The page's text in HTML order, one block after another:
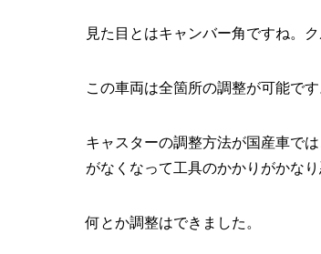
見た目とはキャンバー角ですね。
この車両は全箇所の調整が可能です
キャスターの調整方法が国産車で
がなくなって工具のかかりがかなり
何とか調整はできました。